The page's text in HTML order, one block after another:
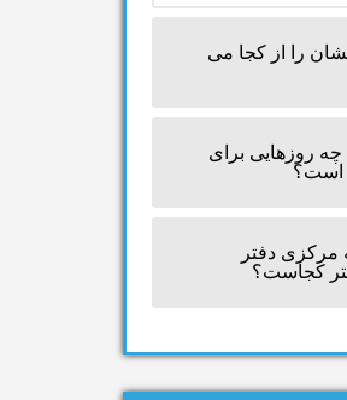
را از کجا می
روزهایی برای
است؟
دفتر
کجاست؟